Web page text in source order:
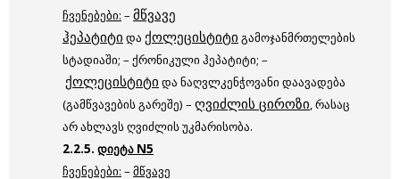
ჩვენებები: –მწვავე
ჰეპატიტი და ქოლეცისტიტი გამოჯანმრთელების
სტადიაში; – ქრონიკული ჰეპატიტი; –
ქოლეცისტიტი და ნაღვლკენჭოვანი დაავადება
(გამწვავების გარეშე) –ღვიძლის ციროზი, რასაც
არ ახლავს ღვიძლის უკმარისობა.
2.2.5. დიეტა N5
ჩვენებები: –მწვავე